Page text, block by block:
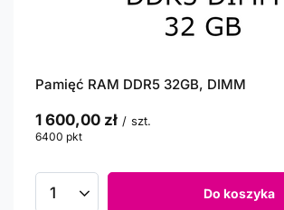
Pamięć RAM DDR5 32GB, DIMM
1 600,00 zł / szt.
6400 pkt
Do koszyka